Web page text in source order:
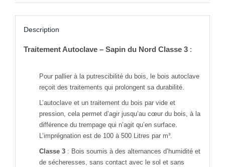
Description
Traitement Autoclave – Sapin du Nord Classe 3:
Pour pallier à la putrescibilité du bois, le bois autoclave
reçoit des traitements qui prolongent sa durabilité.
L’autoclave et un traitement du bois par vide et
pression, cela permet d’agir jusqu’au cœur du bois, à la
différence du trempage qui n’agit qu’en surface.
L’imprégnation est de 100 à 500 Litres par m³.
Classe 3: Bois soumis à des alternances d’humidité et
de sécheresses, sans contact avec le sol et sans